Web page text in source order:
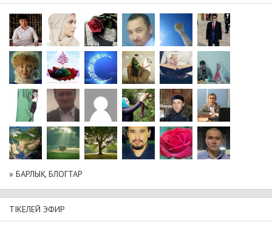
» БАРЛЫҚ БЛОГТАР
ТІКЕЛЕЙ ЭФИР